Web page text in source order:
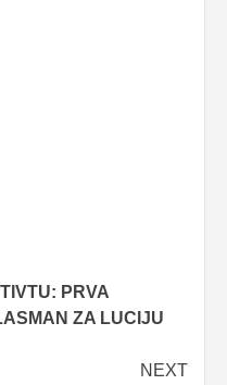
PRVA
ZA LUCIJU
NEXT